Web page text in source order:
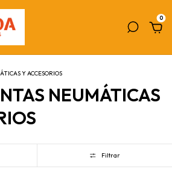
0
Y ACCESORIOS
NEUMÁTICAS
Filtrar